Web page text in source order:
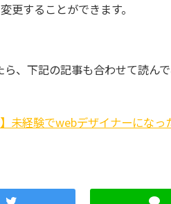
更することができます。
、下記の記事も合わせて読ん
未経験でwebデザイナーにな